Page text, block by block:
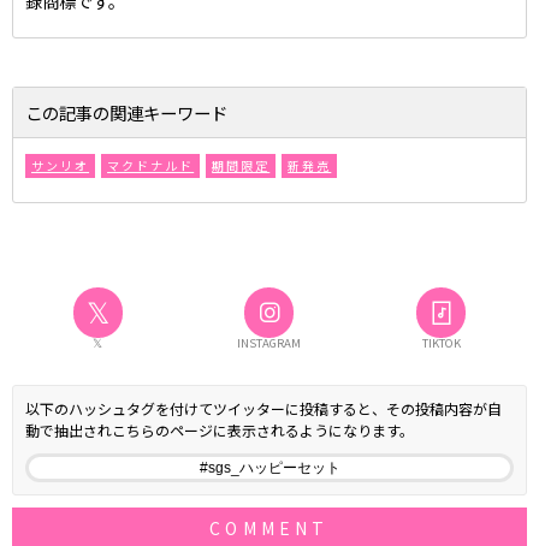
この記事の関連キーワード
サンリオ マクドナルド 期間限定 新発売
𝕏
𝕏 INSTAGRAM TIKTOK
以下のハッシュタグを付けてツイッターに投稿すると、その投稿内容が自
動で抽出されこちらのページに表示されるようになります。
COMMENT